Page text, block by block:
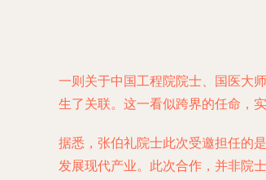
一则关于中国工程院院士、国医大
生了关联。这一看似跨界的任命，
据悉，张伯礼院士此次受邀担任的
发展现代产业。此次合作，并非院